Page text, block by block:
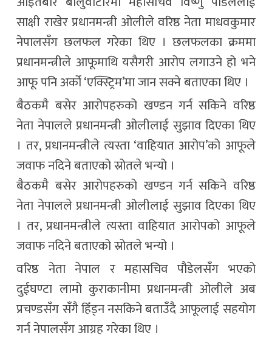
साक्षी राखेर प्रधानमन्त्री ओलीले वरिष्ठ नेता माधवकुमार
नेपालसँग छलफल गरेका थिए । छलफलका क्रममा
प्रधानमन्त्रीले आफूमाथि यसैगरी आरोप लगाउने हो भने
आफू पनि अर्को ‘एक्स्ट्रिम’मा जान सक्ने बताएका थिए ।
बैठकमै बसेर आरोपहरुको खण्डन गर्न सकिने वरिष्ठ
नेता नेपालले प्रधानमन्त्री ओलीलाई सुझाव दिएका थिए
। तर, प्रधानमन्त्रीले त्यस्ता ‘वाहियात आरोप’को आफूले
जवाफ नदिने बताएको स्रोतले भन्यो ।
बैठकमै बसेर आरोपहरुको खण्डन गर्न सकिने वरिष्ठ
नेता नेपालले प्रधानमन्त्री ओलीलाई सुझाव दिएका थिए
। तर, प्रधानमन्त्रीले त्यस्ता वाहियात आरोपको आफूले
जवाफ नदिने बताएको स्रोतले भन्यो ।
वरिष्ठ नेता नेपाल र महासचिव पौडेलसँग भएको
दुईघण्टा लामो कुराकानीमा प्रधानमन्त्री ओलीले अब
प्रचण्डसँग सँगै हिँड्न नसकिने बताउँदै आफूलाई सहयोग
गर्न नेपालसँग आग्रह गरेका थिए ।